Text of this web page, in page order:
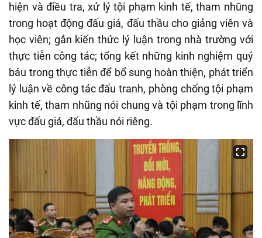
hiện và điều tra, xử lý tội phạm kinh tế, tham nhũng
trong hoạt động đấu giá, đấu thầu cho giảng viên và
học viên; gắn kiến thức lý luận trong nhà trường với
thực tiễn công tác; tổng kết những kinh nghiệm quý
báu trong thực tiễn để bổ sung hoàn thiện, phát triển
lý luận về công tác đấu tranh, phòng chống tội phạm
kinh tế, tham nhũng nói chung và tội phạm trong lĩnh
vực đấu giá, đấu thầu nói riêng.